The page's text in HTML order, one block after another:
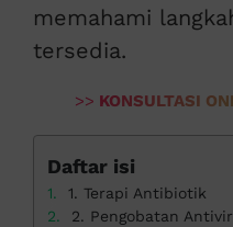
memahami
tersedia.
>> KONSULTASI
Daftar isi
1. Terapi Antibiotik
2. Pengobatan